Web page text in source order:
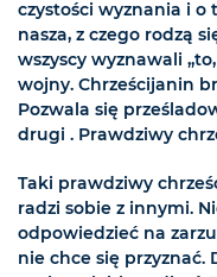
czystości wyznania i o
nasza, z czego rodzą
wszyscy wyznawali
wojny. Chrześcijanin
Pozwala się
drugi . Prawdziwy
Taki prawdziwy
radzi sobie z innymi.
odpowiedzieć na
nie chce się przyznać.